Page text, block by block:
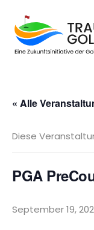
« Alle
Diese
PGA
September 19,